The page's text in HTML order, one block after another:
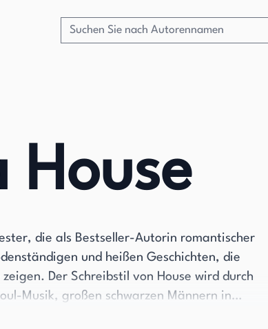
House
die als Bestseller-Autorin romantischer
und heißen Geschichten, die
Der Schreibstil von House wird durch
Musik, großen schwarzen Männern in